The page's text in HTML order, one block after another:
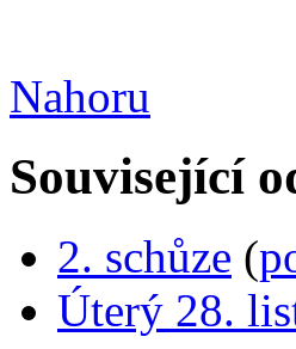
Nahoru
Související
2. schůze (
Úterý 28.